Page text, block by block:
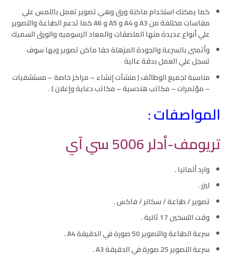
كما يمكنك استخدام ماكنة ورق وهي تصوير تعمل باللمس علي
مقاسات مختلفة من A3 و A4 و A5 و A6 كما تدعم الطباعة والتصوير
علي أنواع عديدة منها الملصقات والمعاد الرسوميه والورق السميك
وأتمنى بالسرعة والجودة المزهلة حقا ماكن تصوير وبها سوف
تسجل علي العمل بدقة عالية
مناسبة لجميع الوظائف ( منشآت إنشاء – مراكز خاصة – مستشفيات
– مؤتمرات – مكاتب هندسية – مكاتب دعاية وإعلان ) .
المواصفات :
تريومف-أدلر 5006 سي آي
وارد ألمانيا .
ليزر .
تصوير / طباعة / سكانر / فاكس .
وقت التسخين 17 ثانية .
سرعة الطباعة والتصوير 50 ​​صورة في الدقيقة A4 .
سرعة التصوير 25 صورة في الدقيقة A3 .